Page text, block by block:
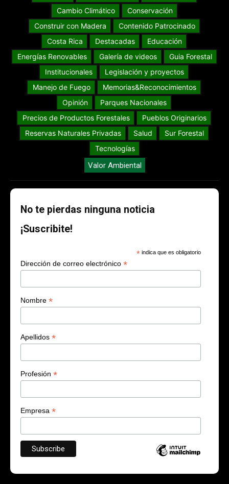
Cambio Climático
Conservación
Construir con Madera
Contenido Patrocinado
Costa Rica
Destacadas
Educación
Energías Renovables
Galería de videos
Guia Forestal
Institucionales
Legislación y proyectos
Manejo de Fuego
Memorias&Reconocimientos
Opinión
Parques Nacionales
Precios de Productos Forestales
Pueblos Originarios
Reservas Naturales Privadas
Salud
Sur Forestal
Tecnologías
Valor Ambiental
No te pierdas ninguna noticia
¡Suscribite!
* indica que es obligatorio
Dirección de correo electrónico *
Nombre *
Apellidos *
Profesión *
Empresa *